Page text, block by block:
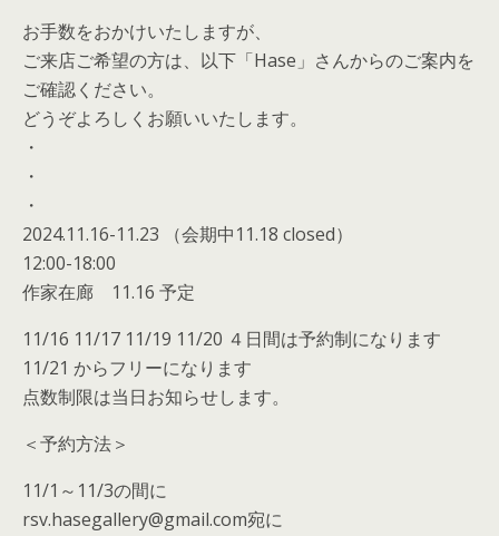
お手数をおかけいたしますが、
ご来店ご希望の方は、以下「Hase」さんからのご案内を
ご確認ください。
どうぞよろしくお願いいたします。
・
・
・
2024.11.16-11.23 （会期中11.18 closed）
12:00-18:00
作家在廊 11.16 予定
11/16 11/17 11/19 11/20 ４日間は予約制になります
11/21 からフリーになります
点数制限は当日お知らせします。
＜予約方法＞
11/1～11/3の間に
rsv.hasegallery@gmail.com宛に